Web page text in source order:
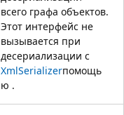
всего графа объектов.
Этот интерфейс не
вызывается при
десериализации с
XmlSerializerпомощь
ю .